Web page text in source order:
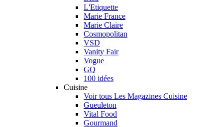
L'Etiquette
Marie France
Marie Claire
Cosmopolitan
VSD
Vanity Fair
Vogue
GQ
100 idées
Cuisine
Voir tous Les Magazines Cuisine
Gueuleton
Vital Food
Gourmand